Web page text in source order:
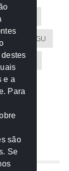
CGU
MPE-MT
PGR
e a
Para
são
Se